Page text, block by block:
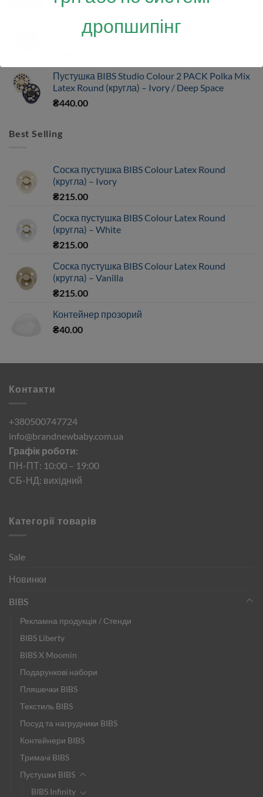
₴ 500.00
Контейнер для пустушок BIBS Studio Pacifier
Box Polka Mega – Vanilla / Dark Oak
Пустушка BIBS Studio Colour 2 PACK Polka Mix
Latex Round (кругла) – Ivory / Deep Space
₴440.00
Best Selling
Соска пустушка BIBS Colour Latex Round
(кругла) – Ivory
₴215.00
Соска пустушка BIBS Colour Latex Round
(кругла) – White
₴215.00
Соска пустушка BIBS Colour Latex Round
(кругла) – Vanilla
₴215.00
Контейнер прозорий
₴40.00
Контакти
+380500747724
info@brandnewbaby.com.ua
Графік роботи:
ПН-ПТ: 10:00 – 19:00
СБ-НД: вихідний
Категорії товарів
Sale
Новинки
BIBS
Рекламна продукція / Стенди
BIBS Liberty
BIBS X Moomin
Подарункові набори
Пляшечки BIBS
Текстиль BIBS
Посуд та нагрудники BIBS
Контейнери BIBS
Тримачі BIBS
Пустушки BIBS
BIBS Infinity
дропшипінг